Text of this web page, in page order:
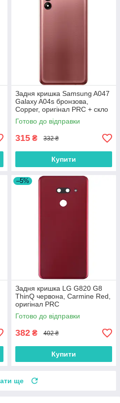
Задня кришка Samsung A047
Galaxy A04s бронзова,
Copper, оригінал PRC + скло
камери
Готово до відправки
315 ₴ 332 ₴
Купити
–5%
Задня кришка LG G820 G8
ThinQ червона, Carmine Red,
оригінал PRC
Готово до відправки
382 ₴ 402 ₴
Купити
ще